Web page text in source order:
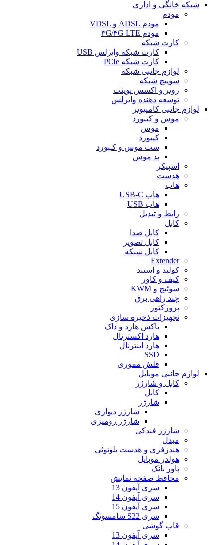
شبکه خانگی و اداری
مودم
مودم ADSL و VDSL
مودم ۳G/۴G LTE
کارت شبکه
کارت شبکه وایرلس USB
کارت شبکه PCIe
لوازم جانبی شبکه
سوییچ شبکه
روتر و اکسس پوینت
توسعه دهنده وایرلس
لوازم جانبی کامپیوتر
موس و کیبورد
موس
کیبورد
ست موس و کیبورد
پد موس
اسپیکر
هدست
هاب
هاب USB-C
هاب USB
رابط و تبدیل
کابل
کابل صدا
کابل تصویر
کابل شبکه
Extender
کولپد و استند
کیف و کاور
سوئیچ و KWM
چند راهی برق
پروژکتور
تجهیزات ذخیره سازی
باکس هارد و داک
هارد اکسترنال
هارد اینترنال
SSD
فلش مموری
لوازم جانبی موبایل
کابل و شارژر
کابل
شارژر
شارژر دیواری
شارژر رومیزی
شارژر فندکی
مبدل
هندزفری و هدست بلوتوثی
هولدر موبایل
پاور بانک
محافظ صفحه نمایش
سری آیفون 13
سری آیفون 14
سری آیفون 15
سری S22 سامسونگ
قاب گوشی
سری آیفون 13